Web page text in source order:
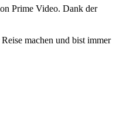
Prime Video. Dank der
machen und bist immer